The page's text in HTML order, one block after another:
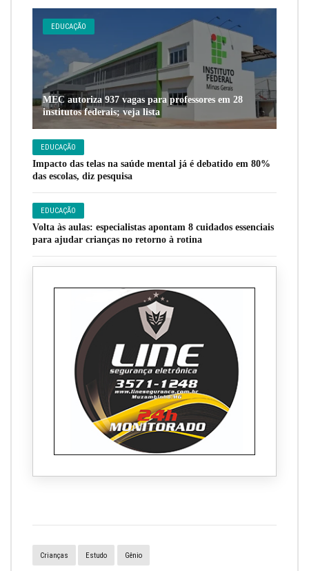
EDUCAÇÃO
MEC autoriza 937 vagas para professores em 28
institutos federais; veja lista
EDUCAÇÃO
Impacto das telas na saúde mental já é debatido em 80%
das escolas, diz pesquisa
EDUCAÇÃO
Volta às aulas: especialistas apontam 8 cuidados essenciais
para ajudar crianças no retorno à rotina
Crianças Estudo Gênio